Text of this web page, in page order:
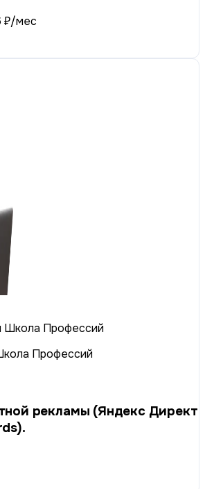
₽/мес
Профессий
рекламы (Яндекс Директ